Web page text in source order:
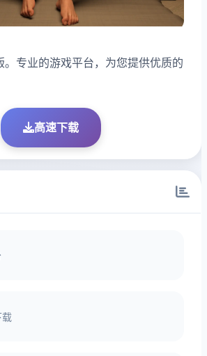
专业的游戏平台，为您提供优质的
高速下载
载